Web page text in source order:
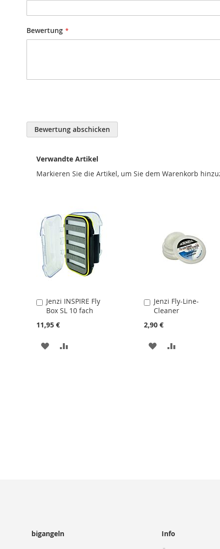
Bewertung
Bewertung abschicken
Verwandte Artikel
Markieren Sie die Artikel, um Sie dem Warenkorb
Jenzi INSPIRE Fly
Box SL 10 fach
11,95 €
In
den
ZUR
Jenzi Fly-Line-
Cleaner
2,90 €
In
den
ZUR
bigangeln
Info